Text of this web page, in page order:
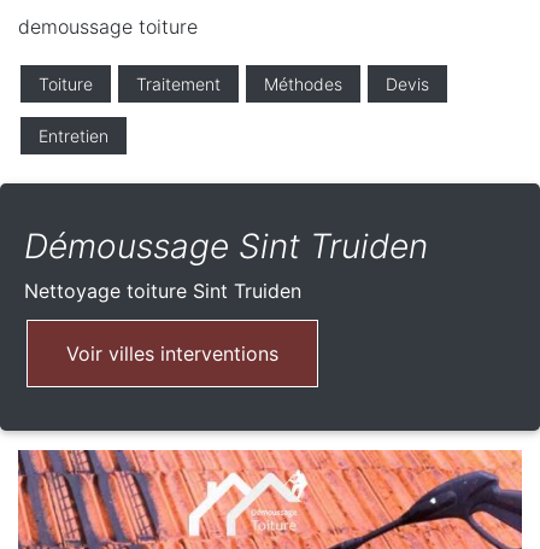
demoussage toiture
Toiture Traitement Méthodes Devis
Entretien
Démoussage Sint Truiden
Nettoyage toiture Sint Truiden
Voir villes interventions